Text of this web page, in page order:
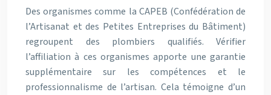
Des organismes comme la CAPEB (Confédération de
l’Artisanat et des Petites Entreprises du Bâtiment)
regroupent des plombiers qualifiés. Vérifier
l’affiliation à ces organismes apporte une garantie
supplémentaire sur les compétences et le
professionnalisme de l’artisan. Cela témoigne d’un